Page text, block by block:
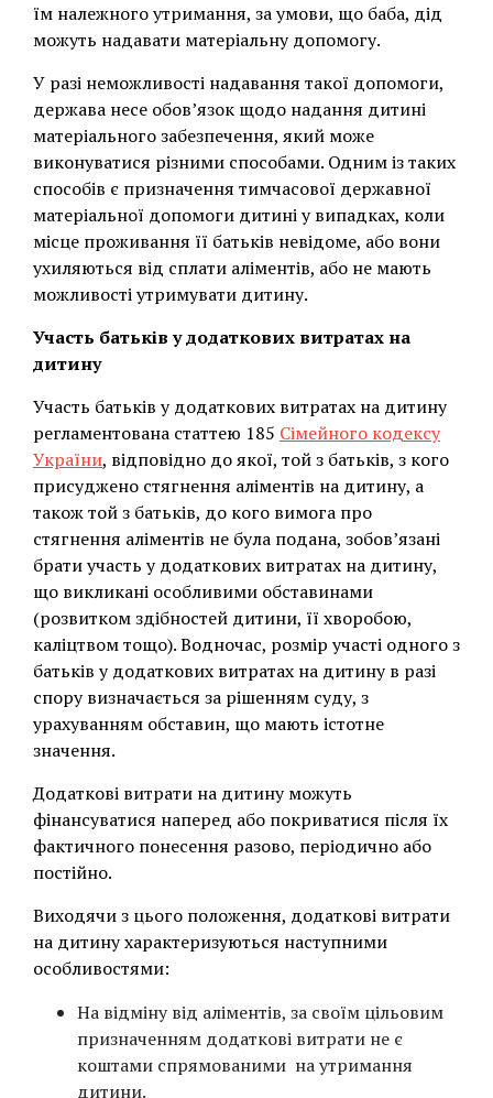
їм належного утримання, за умови, що баба, дід
можуть надавати матеріальну допомогу.
У разі неможливості надавання такої допомоги,
держава несе обов’язок щодо надання дитині
матеріального забезпечення, який може
виконуватися різними способами. Одним із таких
способів є призначення тимчасової державної
матеріальної допомоги дитині у випадках, коли
місце проживання її батьків невідоме, або вони
ухиляються від сплати аліментів, або не мають
можливості утримувати дитину.
Участь батьків у додаткових витратах на
дитину
Участь батьків у додаткових витратах на дитину
регламентована статтею 185 Сімейного кодексу
України, відповідно до якої, той з батьків, з кого
присуджено стягнення аліментів на дитину, а
також той з батьків, до кого вимога про
стягнення аліментів не була подана, зобов’язані
брати участь у додаткових витратах на дитину,
що викликані особливими обставинами
(розвитком здібностей дитини, її хворобою,
каліцтвом тощо). Водночас, розмір участі одного з
батьків у додаткових витратах на дитину в разі
спору визначається за рішенням суду, з
урахуванням обставин, що мають істотне
значення.
Додаткові витрати на дитину можуть
фінансуватися наперед або покриватися після їх
фактичного понесення разово, періодично або
постійно.
Виходячи з цього положення, додаткові витрати
на дитину характеризуються наступними
особливостями:
На відміну від аліментів, за своїм цільовим
призначенням додаткові витрати не є
коштами спрямованими на утримання
дитини.